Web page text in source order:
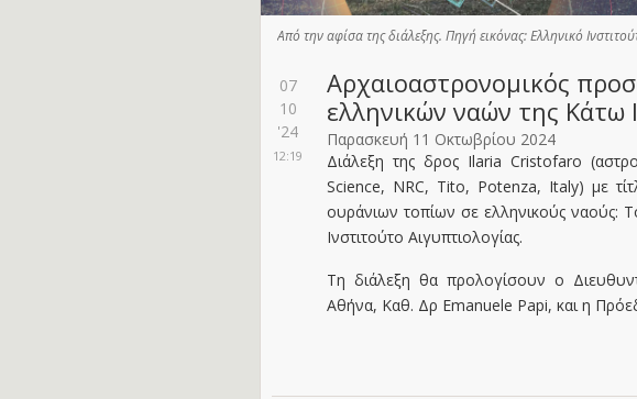
Από την αφίσα της διάλεξης. Πηγή εικόνας: Ελληνικό
07
10
'24
12:19
Αρχαιοαστρονομικός
ελληνικών ναών της Κάτω
Παρασκευή 11 Οκτωβρίου 2024
Διάλεξη της δρος Ilaria Cristofaro
Science, NRC, Tito, Potenza, Italy) με
ουράνιων τοπίων σε ελληνικούς ναούς:
Ινστιτούτο Αιγυπτιολογίας.
Τη διάλεξη θα προλογίσουν ο
Αθήνα, Καθ. Δρ Emanuele Papi, και η